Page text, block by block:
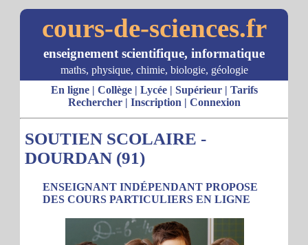
cours-de-sciences.fr
enseignement scientifique, informatique
maths, physique, chimie, biologie, géologie
En ligne| Collège| Lycée| Supérieur| Tarifs
Rechercher| Inscription | Connexion
SOUTIEN SCOLAIRE -
DOURDAN (91)
ENSEIGNANT INDÉPENDANT PROPOSE
DES COURS PARTICULIERS EN LIGNE